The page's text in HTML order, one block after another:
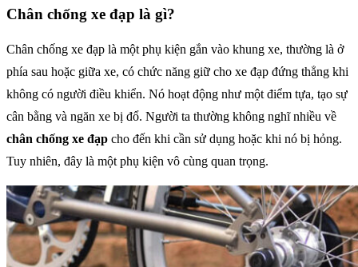
Chân chống xe đạp là gì?
Chân chống xe đạp là một phụ kiện gắn vào khung xe, thường là ở
phía sau hoặc giữa xe, có chức năng giữ cho xe đạp đứng thẳng khi
không có người điều khiển. Nó hoạt động như một điểm tựa, tạo sự
cân bằng và ngăn xe bị đổ. Người ta thường không nghĩ nhiều về
chân chống xe đạp cho đến khi cần sử dụng hoặc khi nó bị hỏng.
Tuy nhiên, đây là một phụ kiện vô cùng quan trọng.